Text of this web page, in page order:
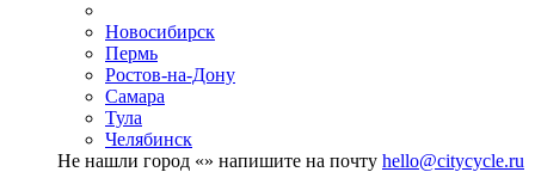
Новосибирск
Пермь
Ростов-на-Дону
Самара
Тула
Челябинск
Не нашли город «» напишите на почту hello@citycycle.ru